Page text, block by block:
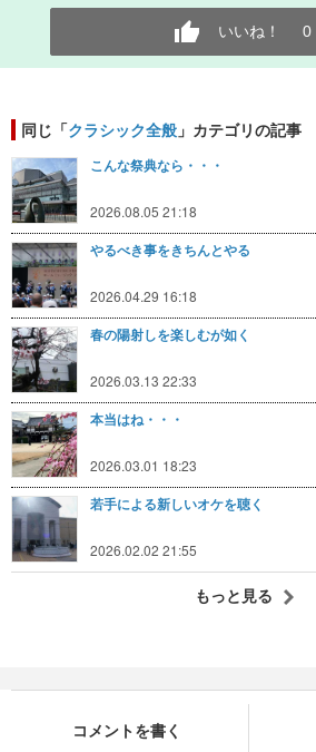
いいね！ 0
同じ「クラシック全般 」カテゴリの記事
こんな祭典なら・・・
2026.08.05 21:18
やるべき事をきちんとやる
2026.04.29 16:18
春の陽射しを楽しむが如く
2026.03.13 22:33
本当はね・・・
2026.03.01 18:23
若手による新しいオケを聴く
2026.02.02 21:55
もっと見る
コメントを書く